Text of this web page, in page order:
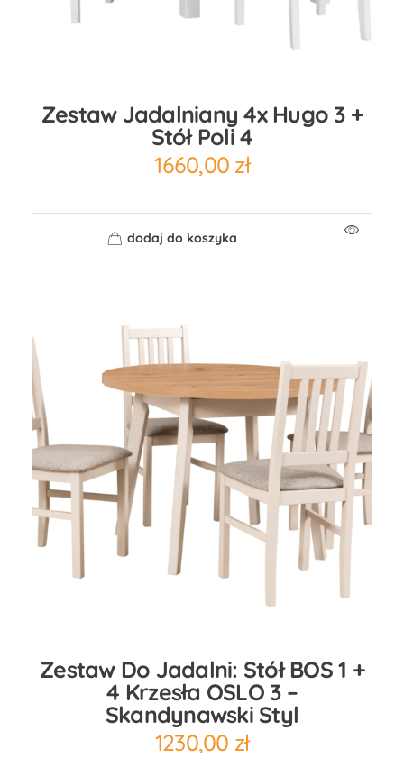
Zestaw Jadalniany 4x Hugo 3 +
Stół Poli 4
1660,00 zł
dodaj do koszyka
Zestaw Do Jadalni: Stół BOS 1 +
4 Krzesła OSLO 3 –
Skandynawski Styl
1230,00 zł